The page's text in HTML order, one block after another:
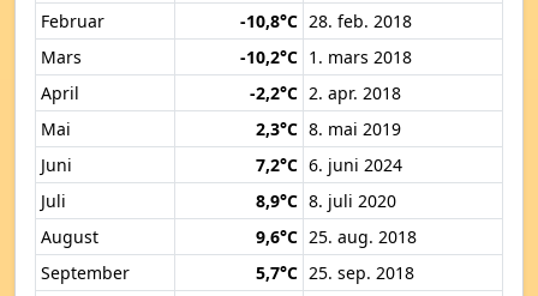
Februar
-10,8°C 28. feb. 2018
Mars
-10,2°C 1. mars 2018
April
-2,2°C 2. apr. 2018
Mai
2,3°C 8. mai 2019
Juni
7,2°C 6. juni 2024
Juli
8,9°C 8. juli 2020
August
9,6°C 25. aug. 2018
September
5,7°C 25. sep. 2018